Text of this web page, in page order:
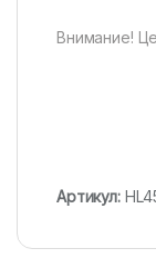
Внимание!
Артикул: